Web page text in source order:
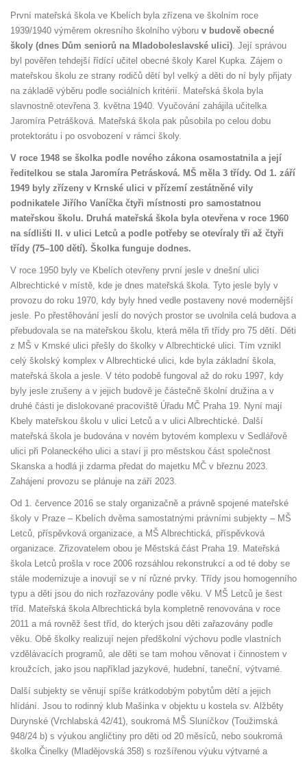
První mateřská škola ve Kbelích byla zřízena ve školním roce
1939/1940 výměrem okresního školního výboru v budově obecné
školy (dnes Dům seniorů na Mladoboleslavské ulici). Její správou
byl pověřen tehdejší řídící učitel obecné školy Karel Kupka. Zájem o
mateřskou školu ze strany rodičů dětí byl velký a děti do ní byly přijaty
na základě výběru podle sociálních kritérií. Mateřská škola byla
slavnostně otevřena 3. května 1940. Vyučování zahájila učitelka
Jaromíra Petrášková. Mateřská škola pak působila po celou dobu
protektorátu i po osvobození v rámci školy.
V roce 1948 se školka podle nového zákona osamostatnila a její
ředitelkou se stala Jaromíra Petrásková. MŠ měla 3 třídy. Od 1. září
1949 byly zřízeny v Krnské ulici v přízemí zestátněné vily
podnikatele Jiřího Vaníčka čtyři místnosti pro samostatnou
mateřskou školu. Druhá mateřská škola byla otevřena v roce 1960
na sídlišti II. v ulici Letců a podle potřeby se otevíraly tři až čtyři
třídy (75–100 dětí). Školka funguje dodnes.
V roce 1950 byly ve Kbelích otevřeny první jesle v dnešní ulici
Albrechtické v místě, kde je dnes mateřská škola. Tyto jesle byly v
provozu do roku 1970, kdy byly hned vedle postaveny nové modernější
jesle. Po přestěhování jeslí do nových prostor se uvolnila celá budova a
přebudovala se na mateřskou školu, která měla tři třídy pro 75 dětí. Děti
z MŠ v Krnské ulici přešly do školky v Albrechtické ulici. Tím vznikl
celý školský komplex v Albrechtické ulici, kde byla základní škola,
mateřská škola a jesle. V této podobě fungoval až do roku 1997, kdy
byly jesle zrušeny a v jejich budově je částečně školní družina a v
druhé části je dislokované pracoviště Úřadu MČ Praha 19. Nyní mají
Kbely mateřskou školu v ulici Letců a v ulici Albrechtické. Další
mateřská škola je budována v novém bytovém komplexu v Sedlářově
ulici při Polaneckého ulici a staví ji pro městskou část společnost
Skanska a hodlá ji zdarma předat do majetku MČ v březnu 2023.
Zahájení provozu se plánuje na září 2023.
Od 1. července 2016 se staly organizačně a právně spojené mateřské
školy v Praze – Kbelích dvěma samostatnými právními subjekty – MŠ
Letců, příspěvková organizace, a MŠ Albrechtická, příspěvková
organizace. Zřizovatelem obou je Městská část Praha 19. Mateřská
škola Letců prošla v roce 2006 rozsáhlou rekonstrukcí a od té doby se
stále modernizuje a inovují se v ní různé prvky. Třídy jsou homogenního
typu a děti jsou do nich rozřazovány podle věku. V MŠ Letců je šest
tříd. Mateřská škola Albrechtická byla kompletně renovována v roce
2011 a má rovněž šest tříd, do kterých jsou děti zařazovány podle
věku. Obě školky realizují nejen předškolní výchovu podle vlastních
vzdělávacích programů, ale děti se tam mohou věnovat i činnostem v
kroužcích, jako jsou například jazykové, hudební, taneční, výtvarné.
Další subjekty se věnují spíše krátkodobým pobytům dětí a jejich
hlídání. Jsou to rodinný klub Mašinka v objektu u kostela sv. Alžběty
Durynské (Vrchlabská 42/41), soukromá MŠ Sluníčkov (Toužimská
948/24 b) s výukou angličtiny pro děti od 20 měsíců, nebo soukromá
školka Činelky (Mladějovská 358) s rozšířenou výuku výtvarné a